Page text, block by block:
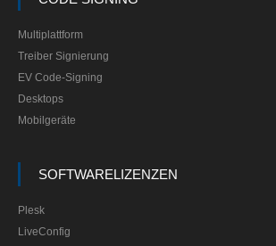
Multiplattform
Treiber Signierung
EV Code-Signing
Desktops
Mobilgeräte
SOFTWARELIZENZEN
Plesk
LiveConfig